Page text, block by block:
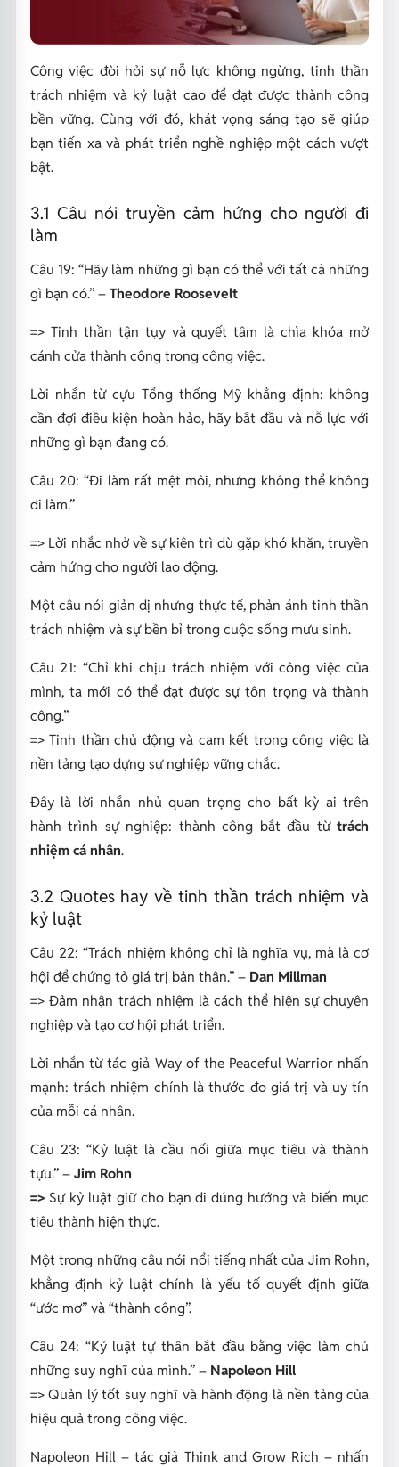
Công việc đòi hỏi sự nỗ lực không ngừng, tinh thần
trách nhiệm và kỷ luật cao để đạt được thành công
bền vững. Cùng với đó, khát vọng sáng tạo sẽ giúp
bạn tiến xa và phát triển nghề nghiệp một cách vượt
bật.
3.1 Câu nói truyền cảm hứng cho người đi
làm
Câu 19: “Hãy làm những gì bạn có thể với tất cả những
gì bạn có.”– Theodore Roosevelt
=> Tinh thần tận tụy và quyết tâm là chìa khóa mở
cánh cửa thành công trong công việc.
Lời nhắn từ cựu Tổng thống Mỹ khẳng định: không
cần đợi điều kiện hoàn hảo, hãy bắt đầu và nỗ lực với
những gì bạn đang có.
Câu 20:“Đi làm rất mệt mỏi, nhưng không thể không
đi làm.”
=> Lời nhắc nhở về sự kiên trì dù gặp khó khăn, truyền
cảm hứng cho người lao động.
Một câu nói giản dị nhưng thực tế, phản ánh tinh thần
trách nhiệm và sự bền bỉ trong cuộc sống mưu sinh.
Câu 21: “Chỉ khi chịu trách nhiệm với công việc của
mình, ta mới có thể đạt được sự tôn trọng và thành
công.”
=>Tinh thần chủ động và cam kết trong công việc là
nền tảng tạo dựng sự nghiệp vững chắc.
Đây là lời nhắn nhủ quan trọng cho bất kỳ ai trên
hành trình sự nghiệp: thành công bắt đầu từtrách
nhiệm cá nhân.
3.2 Quotes hay về tinh thần trách nhiệm và
kỷ luật
Câu 22:“Trách nhiệm không chỉ là nghĩa vụ, mà là cơ
hội để chứng tỏ giá trị bản thân.”– Dan Millman
=> Đảm nhận trách nhiệm là cách thể hiện sự chuyên
nghiệp và tạo cơ hội phát triển.
Lời nhắn từ tác giả Way of the Peaceful Warriornhấn
mạnh: trách nhiệm chính là thước đo giá trị và uy tín
của mỗi cá nhân.
Câu 23: “Kỷ luật là cầu nối giữa mục tiêu và thành
tựu.” – Jim Rohn
=> Sự kỷ luật giữ cho bạn đi đúng hướng và biến mục
tiêu thành hiện thực.
Một trong những câu nói nổi tiếng nhất của Jim Rohn,
khẳng định kỷ luật chính là yếu tố quyết định giữa
“ước mơ” và “thành công”.
Câu 24: “Kỷ luật tự thân bắt đầu bằng việc làm chủ
những suy nghĩ của mình.”– Napoleon Hill
=> Quản lý tốt suy nghĩ và hành động là nền tảng của
hiệu quả trong công việc.
Napoleon Hill – tác giả Think and Grow Rich – nhấn